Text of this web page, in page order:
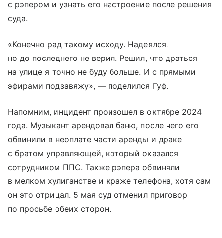
с рэпером и узнать его настроение после решения
суда.
«Конечно рад такому исходу. Надеялся,
но до последнего не верил. Решил, что драться
на улице я точно не буду больше. И с прямыми
эфирами подзавяжу», — поделился Гуф.
Напомним, инцидент произошел в октябре 2024
года. Музыкант арендовал баню, после чего его
обвинили в неоплате части аренды и драке
с братом управляющей, который оказался
сотрудником ППС. Также рэпера обвиняли
в мелком хулиганстве и краже телефона, хотя сам
он это отрицал. 5 мая суд отменил приговор
по просьбе обеих сторон.